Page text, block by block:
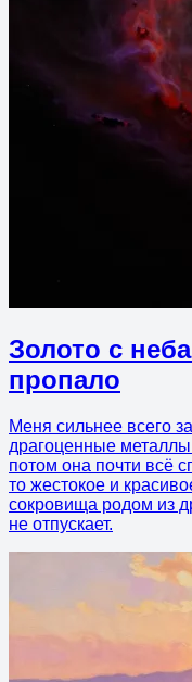
Золото с
пропало
Меня сильнее всего
драгоценные
потом она почти всё
то жестокое и
сокровища родом из
не отпускает.